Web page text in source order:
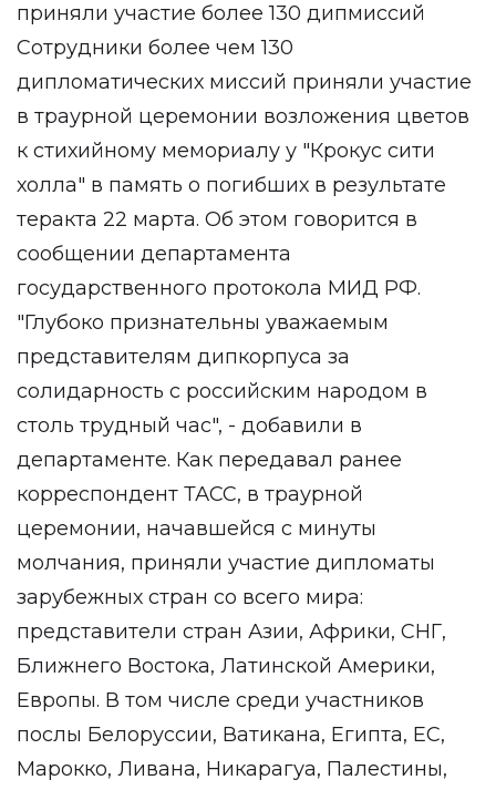
приняли участие более 130 дипмиссий
Сотрудники более чем 130
дипломатических миссий приняли участие
в траурной церемонии возложения цветов
к стихийному мемориалу у "Крокус сити
холла" в память о погибших в результате
теракта 22 марта. Об этом говорится в
сообщении департамента
государственного протокола МИД РФ.
"Глубоко признательны уважаемым
представителям дипкорпуса за
солидарность с российским народом в
столь трудный час", - добавили в
департаменте. Как передавал ранее
корреспондент ТАСС, в траурной
церемонии, начавшейся с минуты
молчания, приняли участие дипломаты
зарубежных стран со всего мира:
представители стран Азии, Африки, СНГ,
Ближнего Востока, Латинской Америки,
Европы. В том числе среди участников
послы Белоруссии, Ватикана, Египта, ЕС,
Марокко, Ливана, Никарагуа, Палестины,